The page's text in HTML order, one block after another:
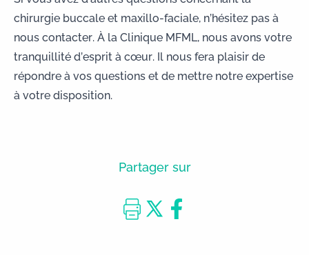
chirurgie buccale et maxillo-faciale, n’hésitez pas à
nous contacter. À la Clinique MFML, nous avons votre
tranquillité d’esprit à cœur. Il nous fera plaisir de
répondre à vos questions et de mettre notre expertise
à votre disposition.
Partager sur